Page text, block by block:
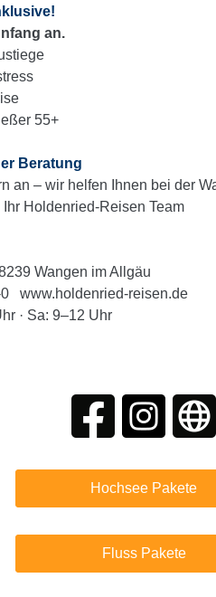
an.
55+
Beratung
an – wir helfen Ihnen bei der
Holdenried-Reisen Team
Wangen im Allgäu
0 www.holdenried-reisen.de
· Sa: 9–12 Uhr
Hochsee Pakete
Fluss Pakete